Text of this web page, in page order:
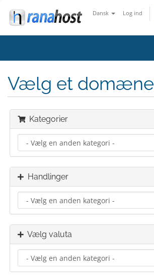
Dansk Log ind
Vælg et
Kategorier
Handlinger
Vælg valuta